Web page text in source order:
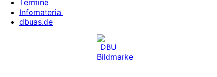
Termine
Infomaterial
dbuas.de